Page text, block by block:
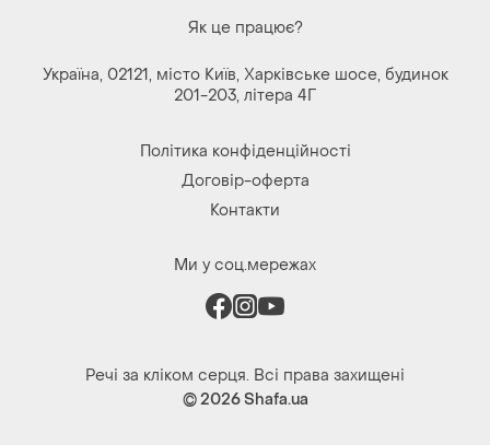
Як це працює?
Україна, 02121, місто Київ, Харківське шосе, будинок
201-203, літера 4Г
Політика конфіденційності
Договір-оферта
Контакти
Ми у соц.мережах
Речі за кліком серця. Всі права захищені
© 2026Shafa.ua